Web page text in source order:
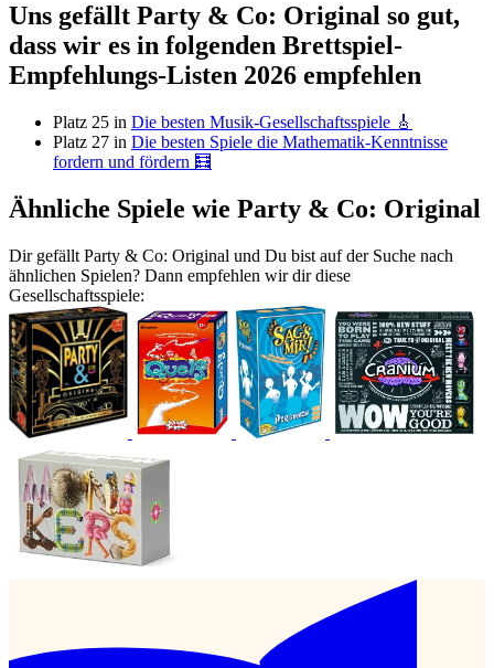
Uns gefällt Party & Co: Original so gut,
dass wir es in folgenden Brettspiel-
Empfehlungs-Listen 2026 empfehlen
Platz 25 in Die besten Musik-Gesellschaftsspiele 🎸
Platz 27 in Die besten Spiele die Mathematik-Kenntnisse
fordern und fördern 🧮
Ähnliche Spiele wie Party & Co: Original
Dir gefällt Party & Co: Original und Du bist auf der Suche nach
ähnlichen Spielen? Dann empfehlen wir dir diese
Gesellschaftsspiele: